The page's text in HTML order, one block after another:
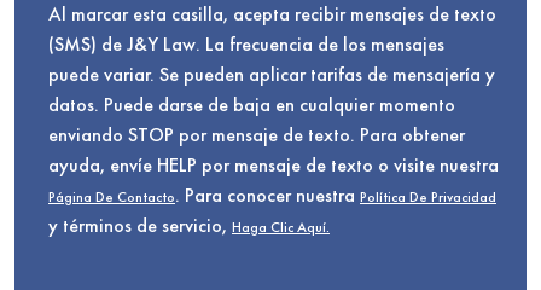
Al marcar esta casilla, acepta recibir mensajes de texto
(SMS) de J&Y Law. La frecuencia de los mensajes
puede variar. Se pueden aplicar tarifas de mensajería y
datos. Puede darse de baja en cualquier momento
enviando STOP por mensaje de texto. Para obtener
ayuda, envíe HELP por mensaje de texto o visite nuestra
Página De Contacto. Para conocer nuestra Política De Privacidad
y términos de servicio, Haga Clic Aquí.